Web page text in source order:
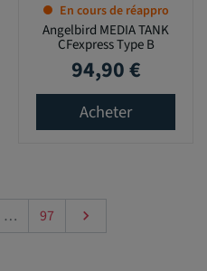
En cours de réappro
Angelbird MEDIA TANK
CFexpress Type B
Prix
94,90 €
Acheter
… 97 Suivant
